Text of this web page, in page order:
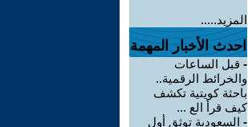
المزيد.....
احدث الأخبار المهمة
- قبل الساعات
والخرائط الرقمية..
باحثة كويتية تكشف
كيف قرأ الع ...
- السعودية توثق أول